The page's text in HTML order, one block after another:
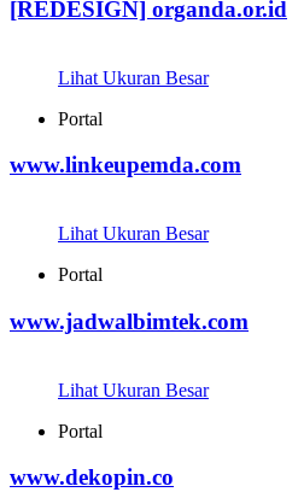
[REDESIGN] organda.or.id
Lihat Ukuran Besar
Portal
www.linkeupemda.com
Lihat Ukuran Besar
Portal
www.jadwalbimtek.com
Lihat Ukuran Besar
Portal
www.dekopin.co